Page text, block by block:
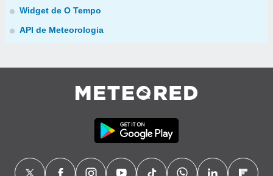
Widget de O Tempo
API de Meteorologia